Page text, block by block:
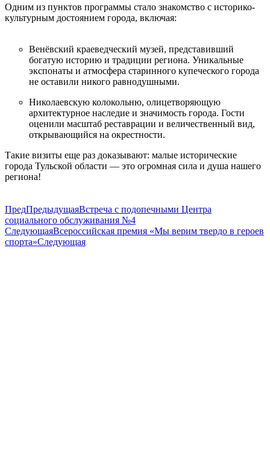
Одним из пунктов программы стало знакомство с историко-
культурным достоянием города, включая:
Венёвский краеведческий музей, представивший
богатую историю и традиции региона. Уникальные
экспонаты и атмосфера старинного купеческого города
не оставили никого равнодушными.
Николаевскую колокольню, олицетворяющую
архитектурное наследие и значимость города. Гости
оценили масштаб реставрации и величественный вид,
открывающийся на окрестности.
Такие визиты еще раз доказывают: малые исторические
города Тульской области — это огромная сила и душа нашего
региона!
ПредПредыдущаяВстреча с подопечными Центра
социального обслуживания №4
СледующаяВсероссийская премия «Мы верим твердо в героев
спорта»Следующая